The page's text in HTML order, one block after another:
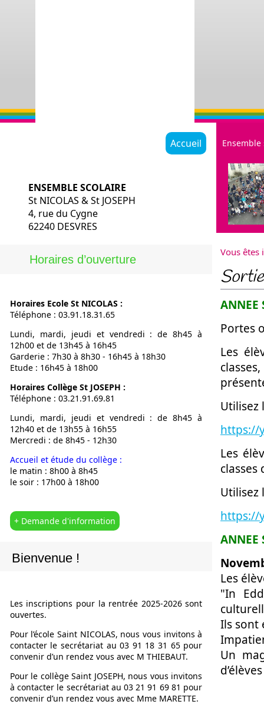
Accueil
ENSEMBLE SCOLAIRE
St NICOLAS & St JOSEPH
4, rue du Cygne
62240 DESVRES
Historique
Notre
Calendrier
L’OGEC
Nous situer
Horaires d’ouverture
Horaires Ecole St NICOLAS :
Téléphone : 03.91.18.31.65
Lundi, mardi, jeudi et vendredi : de 8h45 à
12h00 et de 13h45 à 16h45
Garderie : 7h30 à 8h30 - 16h45 à 18h30
Etude : 16h45 à 18h00
Horaires Collège St JOSEPH :
Téléphone : 03.21.91.69.81
Lundi, mardi, jeudi et vendredi : de 8h45 à
12h40 et de 13h55 à 16h55
Mercredi : de 8h45 - 12h30
Accueil et étude du collège :
le matin : 8h00 à 8h45
le soir : 17h00 à 18h00
+ Demande d'information
Bienvenue !
Les inscriptions pour la rentrée 2025-2026 sont
ouvertes.
Pour l’école Saint NICOLAS, nous vous invitons à
contacter le secrétariat au 03 91 18 31 65 pour
convenir d’un rendez vous avec M THIEBAUT.
Pour le collège Saint JOSEPH, nous vous invitons
à contacter le secrétariat au 03 21 91 69 81 pour
convenir d’un rendez vous avec Mme MARETTE.
Vous êtes
ANNEE
Portes
Les
Utilisez
https://
Les
classes
Utilisez
https://
ANNEE
Les
"In
Ils sont
Un